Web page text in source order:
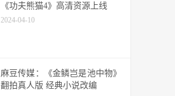
《功夫熊猫4》高清资源上线
2024-04-10
麻豆传媒：《金鳞岂是池中物》
翻拍真人版 经典小说改编